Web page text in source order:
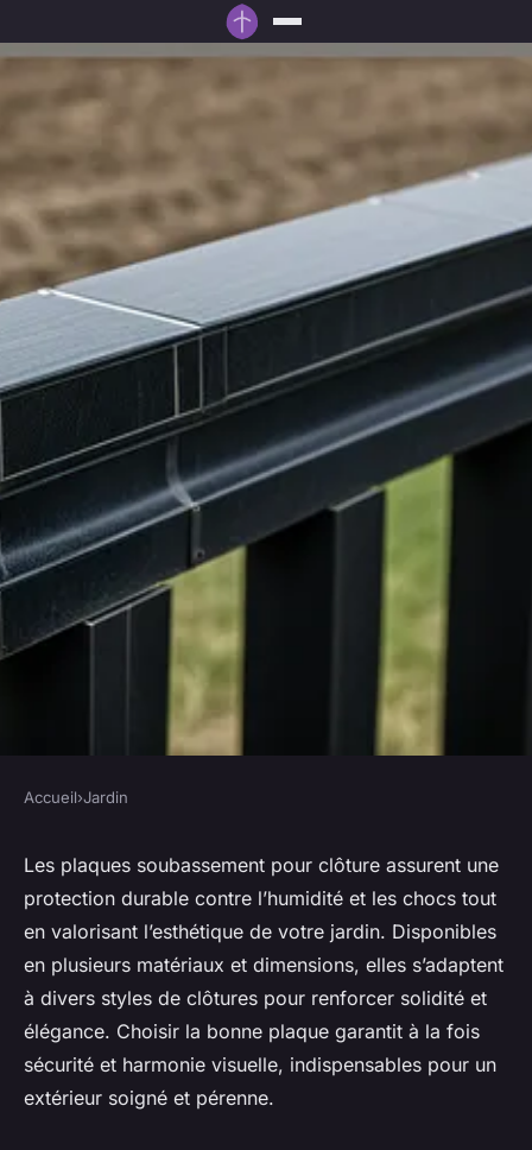
Plaques soubassement clôture
: protection et esthétisme
essentiels
Inaya•27 mai 2025•4 min de lecture
Accueil›Jardin
Les plaques soubassement pour clôture assurent une
protection durable contre l’humidité et les chocs tout
en valorisant l’esthétique de votre jardin. Disponibles
en plusieurs matériaux et dimensions, elles s’adaptent
à divers styles de clôtures pour renforcer solidité et
élégance. Choisir la bonne plaque garantit à la fois
sécurité et harmonie visuelle, indispensables pour un
extérieur soigné et pérenne.